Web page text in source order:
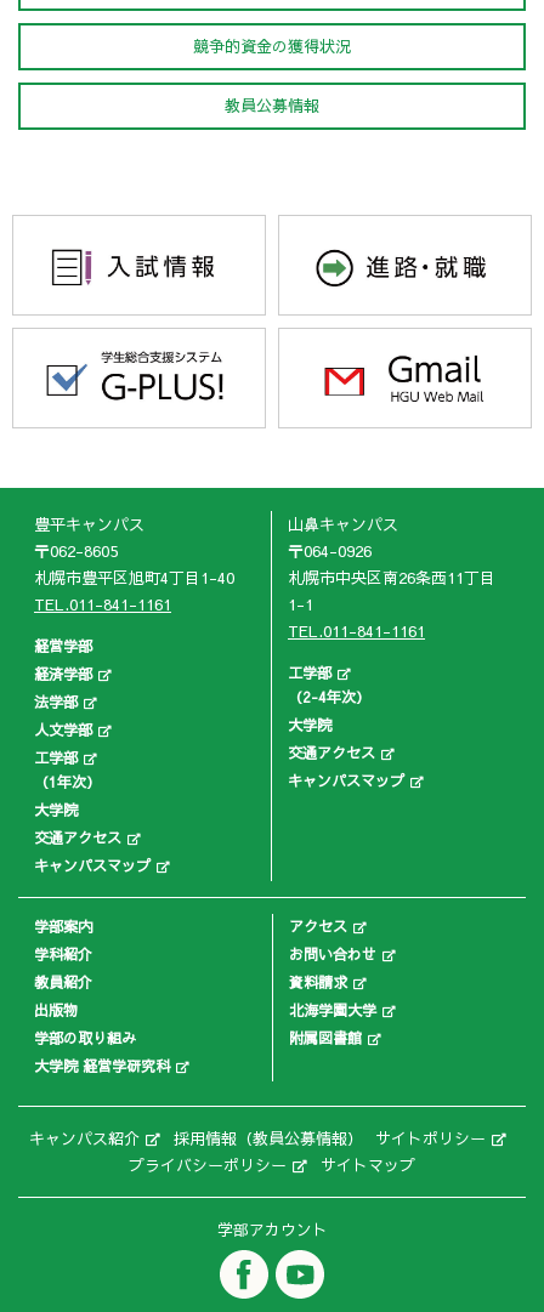
競争的資金の獲得状況
教員公募情報
豊平キャンパス
〒062-8605
札幌市豊平区旭町4丁目1-40
TEL.011-841-1161
経営学部
経済学部
法学部
人文学部
工学部
（1年次）
大学院
交通アクセス
キャンパスマップ
山鼻キャンパス
〒064-0926
札幌市中央区南26条西11丁目
1-1
TEL.011-841-1161
工学部
（2-4年次）
大学院
交通アクセス
キャンパスマップ
学部案内
学科紹介
教員紹介
出版物
学部の取り組み
大学院 経営学研究科
アクセス
お問い合わせ
資料請求
北海学園大学
附属図書館
キャンパス紹介 採用情報（教員公募情報）
サイトポリシー
プライバシーポリシー
サイトマップ
学部アカウント